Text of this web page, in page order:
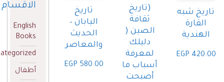
اليابان –
الحديث
والمعاصر
EGP580.00
(تاريخ
ثقافة
الصين (
دليلك
لمعرفة
أسباب ما
أصبحت
شبه
EGP
الاقسام
English
Books
Uncategorized
أطفال